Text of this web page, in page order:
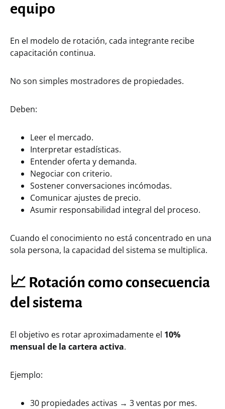
equipo
En el modelo de rotación, cada integrante recibe
capacitación continua.
No son simples mostradores de propiedades.
Deben:
Leer el mercado.
Interpretar estadísticas.
Entender oferta y demanda.
Negociar con criterio.
Sostener conversaciones incómodas.
Comunicar ajustes de precio.
Asumir responsabilidad integral del proceso.
Cuando el conocimiento no está concentrado en una
sola persona, la capacidad del sistema se multiplica.
📈 Rotación como consecuencia
del sistema
El objetivo es rotar aproximadamente el 10%
mensual de la cartera activa.
Ejemplo:
30 propiedades activas → 3 ventas por mes.